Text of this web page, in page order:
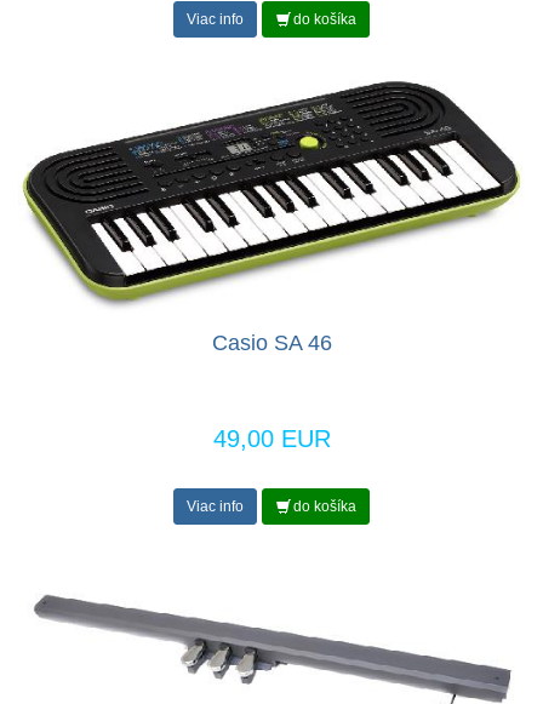
Viac info do košíka
Casio SA 46
49,00 EUR
Viac info do košíka